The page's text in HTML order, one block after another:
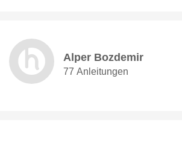
Alper Bozdemir
77 Anleitungen